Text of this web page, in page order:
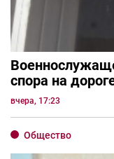
спора на
вчера, 17:23
Общество